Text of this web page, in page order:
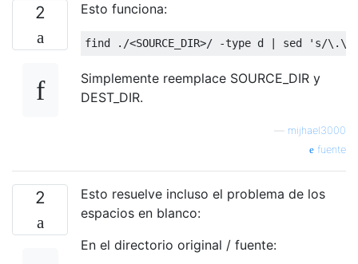
2 Esto funciona:
Simplemente reemplace SOURCE_DIR y
DEST_DIR.
mijhael3000
fuente
2
Esto resuelve incluso el problema de los
espacios en blanco:
En el directorio original / fuente: